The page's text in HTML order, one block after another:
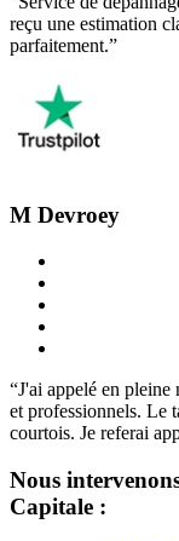
reçu une estimation
parfaitement.”
M Devroey
“J'ai appelé en
et professionnels. Le
courtois. Je referai
Nous
Capitale :